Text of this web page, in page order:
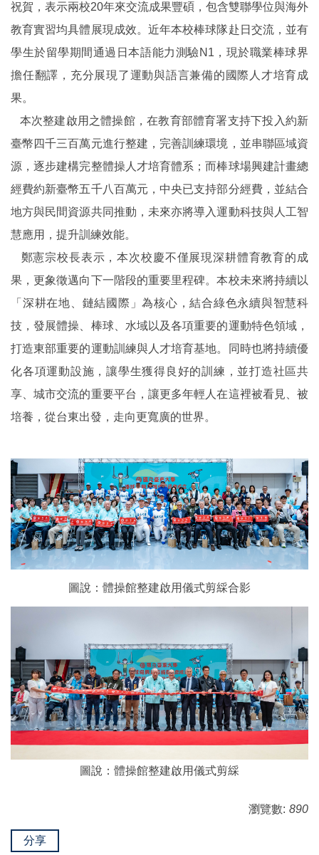
祝賀，表示兩校20年來交流成果豐碩，包含雙聯學位與海外
教育實習均具體展現成效。近年本校棒球隊赴日交流，並有
學生於留學期間通過日本語能力測驗N1，現於職業棒球界
擔任翻譯，充分展現了運動與語言兼備的國際人才培育成
果。
本次整建啟用之體操館，在教育部體育署支持下投入約新
臺幣四千三百萬元進行整建，完善訓練環境，並串聯區域資
源，逐步建構完整體操人才培育體系；而棒球場興建計畫總
經費約新臺幣五千八百萬元，中央已支持部分經費，並結合
地方與民間資源共同推動，未來亦將導入運動科技與人工智
慧應用，提升訓練效能。
鄭憲宗校長表示，本次校慶不僅展現深耕體育教育的成
果，更象徵邁向下一階段的重要里程碑。本校未來將持續以
「深耕在地、鏈結國際」為核心，結合綠色永續與智慧科
技，發展體操、棒球、水域以及各項重要的運動特色領域，
打造東部重要的運動訓練與人才培育基地。同時也將持續優
化各項運動設施，讓學生獲得良好的訓練，並打造社區共
享、城市交流的重要平台，讓更多年輕人在這裡被看見、被
培養，從台東出發，走向更寬廣的世界。
圖說：體操館整建啟用儀式剪綵合影
圖說：體操館整建啟用儀式剪綵
瀏覽數: 890
分享